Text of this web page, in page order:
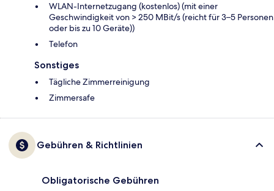
WLAN-Internetzugang (kostenlos) (mit einer
Geschwindigkeit von > 250 MBit/s (reicht für 3–5 Personen
oder bis zu 10 Geräte))
Telefon
Sonstiges
Tägliche Zimmerreinigung
Zimmersafe
Gebühren & Richtlinien
Obligatorische Gebühren